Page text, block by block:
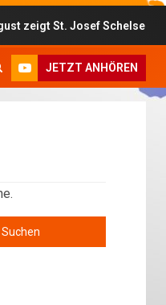
St. Josef Schelsen
JETZT ANHÖREN